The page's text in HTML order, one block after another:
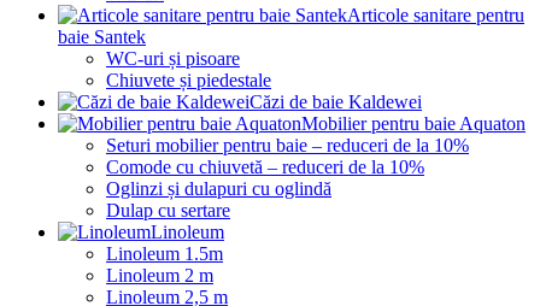
Articole sanitare pentru
baie Santek
WC-uri și pisoare
Chiuvete și piedestale
Căzi de baie Kaldewei
Mobilier pentru baie Aquaton
Seturi mobilier pentru baie – reduceri de la 10%
Comode cu chiuvetă – reduceri de la 10%
Oglinzi și dulapuri cu oglindă
Dulap cu sertare
Linoleum
Linoleum 1.5m
Linoleum 2 m
Linoleum 2,5 m